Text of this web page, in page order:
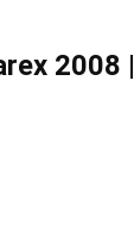
2008 |